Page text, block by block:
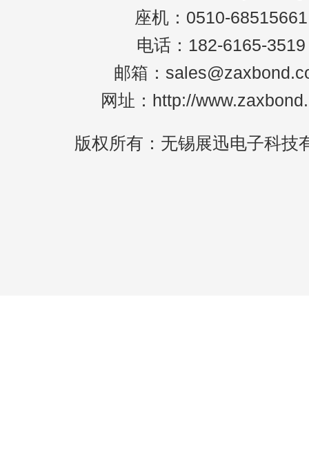
座机：0510-68515661
电话：182-6165-3519
邮箱：
网址：http://
版权所有：无锡展迅电子科技